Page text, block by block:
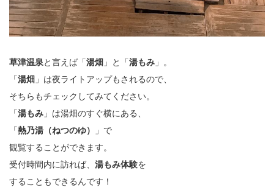
草津温泉と言えば「湯畑 」と「湯もみ 」。
「湯畑 」は夜ライトアップもされるので、
そちらもチェックしてみてください。
「湯もみ 」は湯畑のすぐ横にある、
「熱乃湯（ねつのゆ）
」で
観覧することができます。
受付時間内に訪れば、 湯もみ体験を
することもできるんです！